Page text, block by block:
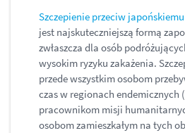
Szczepienie przeciw
jest najskuteczniejszą formą
zwłaszcza dla osób
wysokim ryzyku zakażenia.
przede wszystkim osobom
czas w regionach endemicznych
pracownikom misji
osobom zamieszkałym na tych